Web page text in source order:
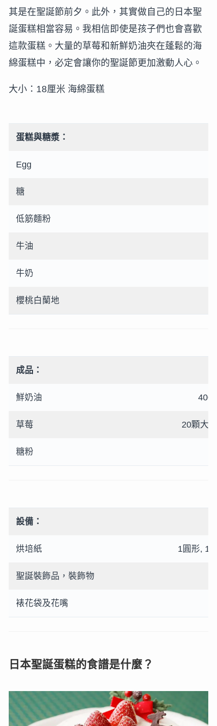
其是在聖誕節前夕。此外，其實做自己的日本聖
誕蛋糕相當容易。我相信即使是孩子們也會喜歡
這款蛋糕。大量的草莓和新鮮奶油夾在蓬鬆的海
綿蛋糕中，必定會讓你的聖誕節更加激動人心。
大小：18厘米 海綿蛋糕
蛋糕與糖漿：
Egg
糖
低筋麵粉
牛油
牛奶
櫻桃白蘭地
成品：
鮮奶油 400
草莓 20顆大
糖粉
設備：
烘培紙 1圓形, 1
聖誕裝飾品，裝飾物
裱花袋及花嘴
日本聖誕蛋糕的食譜是什麼？